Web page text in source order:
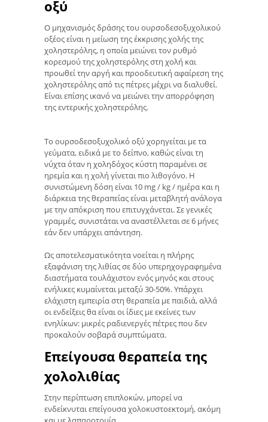
οξύ
Ο μηχανισμός δράσης του ουρσοδεσοξυχολικού
οξέος είναι η μείωση της έκκρισης χολής της
χοληστερόλης, η οποία μειώνει τον ρυθμό
κορεσμού της χοληστερόλης στη χολή και
προωθεί την αργή και προοδευτική αφαίρεση της
χοληστερόλης από τις πέτρες μέχρι να διαλυθεί.
Είναι επίσης ικανό να μειώνει την απορρόφηση
της εντερικής χοληστερόλης.
Το ουρσοδεσοξυχολικό οξύ χορηγείται με τα
γεύματα, ειδικά με το δείπνο, καθώς είναι τη
νύχτα όταν η χοληδόχος κύστη παραμένει σε
ηρεμία και η χολή γίνεται πιο λιθογόνο. Η
συνιστώμενη δόση είναι 10 mg / kg / ημέρα και η
διάρκεια της θεραπείας είναι μεταβλητή ανάλογα
με την απόκριση που επιτυγχάνεται. Σε γενικές
γραμμές, συνιστάται να αναστέλλεται σε 6 μήνες
εάν δεν υπάρχει απάντηση.
Ως αποτελεσματικότητα νοείται η πλήρης
εξαφάνιση της λιθίας σε δύο υπερηχογραφημένα
διαστήματα τουλάχιστον ενός μηνός και στους
ενήλικες κυμαίνεται μεταξύ 30-50%. Υπάρχει
ελάχιστη εμπειρία στη θεραπεία με παιδιά, αλλά
οι ενδείξεις θα είναι οι ίδιες με εκείνες των
ενηλίκων: μικρές ραδιενεργές πέτρες που δεν
προκαλούν σοβαρά συμπτώματα.
Επείγουσα θεραπεία της
χολολιθίας
Στην περίπτωση επιπλοκών, μπορεί να
ενδείκνυται επείγουσα χολοκυστοεκτομή, ακόμη